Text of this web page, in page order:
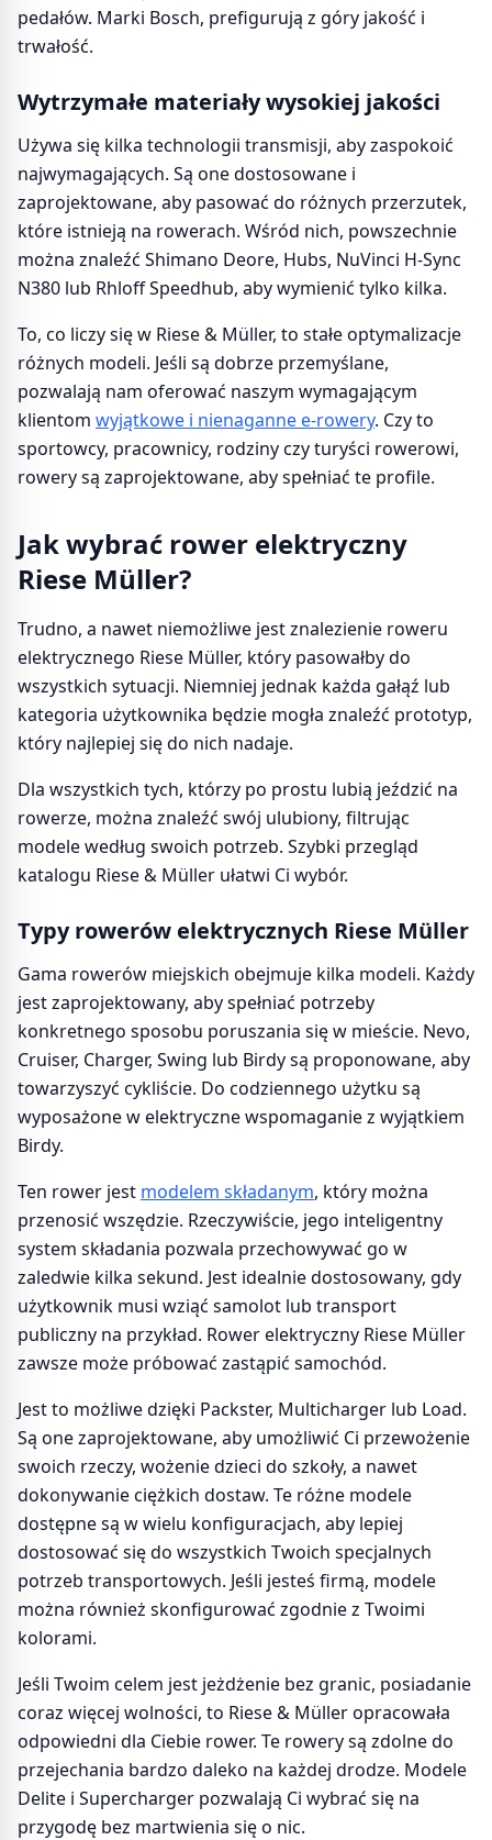
pedałów. Marki Bosch, prefigurują z góry jakość i
trwałość.
Wytrzymałe materiały wysokiej jakości
Używa się kilka technologii transmisji, aby zaspokoić
najwymagających. Są one dostosowane i
zaprojektowane, aby pasować do różnych przerzutek,
które istnieją na rowerach. Wśród nich, powszechnie
można znaleźć Shimano Deore, Hubs, NuVinci H-Sync
N380 lub Rhloff Speedhub, aby wymienić tylko kilka.
To, co liczy się w Riese & Müller, to stałe optymalizacje
różnych modeli. Jeśli są dobrze przemyślane,
pozwalają nam oferować naszym wymagającym
klientom wyjątkowe i nienaganne e-rowery. Czy to
sportowcy, pracownicy, rodziny czy turyści rowerowi,
rowery są zaprojektowane, aby spełniać te profile.
Jak wybrać rower elektryczny
Riese Müller?
Trudno, a nawet niemożliwe jest znalezienie roweru
elektrycznego Riese Müller, który pasowałby do
wszystkich sytuacji. Niemniej jednak każda gałąź lub
kategoria użytkownika będzie mogła znaleźć prototyp,
który najlepiej się do nich nadaje.
Dla wszystkich tych, którzy po prostu lubią jeździć na
rowerze, można znaleźć swój ulubiony, filtrując
modele według swoich potrzeb. Szybki przegląd
katalogu Riese & Müller ułatwi Ci wybór.
Typy rowerów elektrycznych Riese Müller
Gama rowerów miejskich obejmuje kilka modeli. Każdy
jest zaprojektowany, aby spełniać potrzeby
konkretnego sposobu poruszania się w mieście. Nevo,
Cruiser, Charger, Swing lub Birdy są proponowane, aby
towarzyszyć cykliście. Do codziennego użytku są
wyposażone w elektryczne wspomaganie z wyjątkiem
Birdy.
Ten rower jest modelem składanym, który można
przenosić wszędzie. Rzeczywiście, jego inteligentny
system składania pozwala przechowywać go w
zaledwie kilka sekund. Jest idealnie dostosowany, gdy
użytkownik musi wziąć samolot lub transport
publiczny na przykład. Rower elektryczny Riese Müller
zawsze może próbować zastąpić samochód.
Jest to możliwe dzięki Packster, Multicharger lub Load.
Są one zaprojektowane, aby umożliwić Ci przewożenie
swoich rzeczy, wożenie dzieci do szkoły, a nawet
dokonywanie ciężkich dostaw. Te różne modele
dostępne są w wielu konfiguracjach, aby lepiej
dostosować się do wszystkich Twoich specjalnych
potrzeb transportowych. Jeśli jesteś firmą, modele
można również skonfigurować zgodnie z Twoimi
kolorami.
Jeśli Twoim celem jest jeżdżenie bez granic, posiadanie
coraz więcej wolności, to Riese & Müller opracowała
odpowiedni dla Ciebie rower. Te rowery są zdolne do
przejechania bardzo daleko na każdej drodze. Modele
Delite i Supercharger pozwalają Ci wybrać się na
przygodę bez martwienia się o nic.